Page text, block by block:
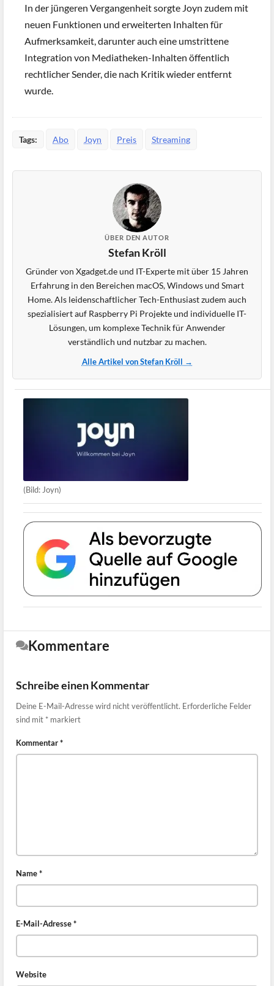
In der jüngeren Vergangenheit sorgte Joyn zudem mit
neuen Funktionen und erweiterten Inhalten für
Aufmerksamkeit, darunter auch eine umstrittene
Integration von Mediatheken-Inhalten öffentlich
rechtlicher Sender, die nach Kritik wieder entfernt
wurde.
Tags: Abo Joyn Preis Streaming
ÜBER DEN AUTOR
Stefan Kröll
Gründer von Xgadget.de und IT-Experte mit über 15 Jahren
Erfahrung in den Bereichen macOS, Windows und Smart
Home. Als leidenschaftlicher Tech-Enthusiast zudem auch
spezialisiert auf Raspberry Pi Projekte und individuelle IT-
Lösungen, um komplexe Technik für Anwender
verständlich und nutzbar zu machen.
Alle Artikel von Stefan Kröll →
(Bild: Joyn)
Kommentare
Schreibe einen Kommentar
Deine E-Mail-Adresse wird nicht veröffentlicht. Erforderliche Felder
sind mit * markiert
Kommentar*
Name*
E-Mail-Adresse*
Website